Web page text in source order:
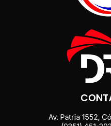
Av. Patria 1552,